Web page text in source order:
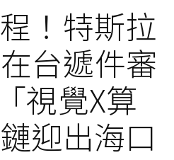
！特斯拉
台遞件審
視覺X算
迎出海口